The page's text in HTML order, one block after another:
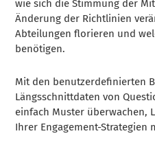
wie sich die Stimmung der
Änderung der Richtlinien
Abteilungen florieren und
benötigen.
Mit den benutzerdefinierten
Längsschnittdaten von
einfach Muster überwachen,
Ihrer Engagement-Strategien